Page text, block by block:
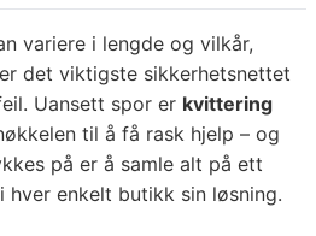
variere i lengde og vilkår,
det viktigste sikkerhetsnettet
Uansett spor er kvittering
til å få rask hjelp – og
på er å samle alt på ett
enkelt butikk sin løsning.